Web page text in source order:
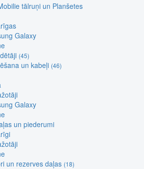
tālruņi un Planšetes
Galaxy
(45)
un kabeļi (46)
Galaxy
un piederumi
un rezerves daļas (18)